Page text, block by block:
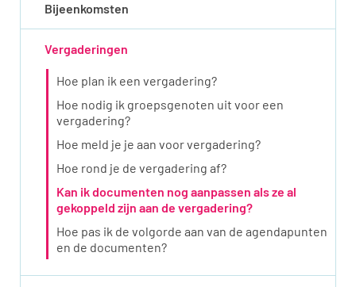
Bijeenkomsten
Vergaderingen
Hoe plan ik een vergadering?
Hoe nodig ik groepsgenoten uit voor een
vergadering?
Hoe meld je je aan voor vergadering?
Hoe rond je de vergadering af?
Kan ik documenten nog aanpassen als ze al
gekoppeld zijn aan de vergadering?
Hoe pas ik de volgorde aan van de agendapunten
en de documenten?